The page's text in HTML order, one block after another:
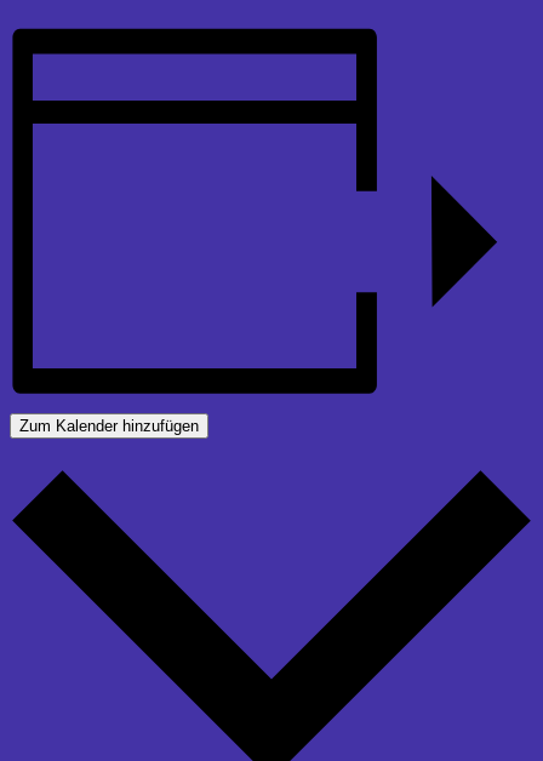
Zum Kalender hinzufügen